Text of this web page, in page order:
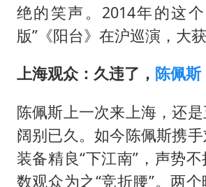
“深圳地面沉降
感觉全东北都
奋进开新局 实
绝的笑声。2014年的这
版”《阳台》在沪巡演，大获
上海观众：久违了， 陈佩斯
陈佩斯上一次来上海，还
阔别已久。如今陈佩斯携
装备精良“下江南”，声势
数观众为之“竞折腰”。两个